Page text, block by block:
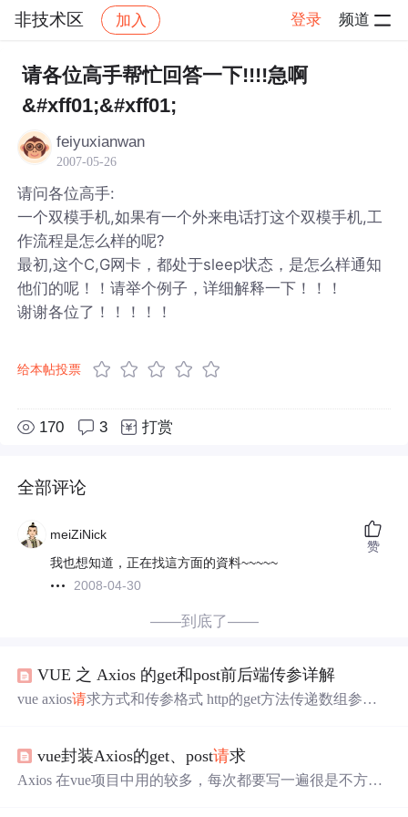
非技术区 加入 登录 频道
社区 非技术区 帖子详情
请各位高手帮忙回答一下!!!!急啊
&#xff01;&#xff01;
feiyuxianwan
2007-05-26
请问各位高手:
一个双模手机,如果有一个外来电话打这个双模手机,工
作流程是怎么样的呢?
最初,这个C,G网卡，都处于sleep状态，是怎么样通知
他们的呢！！请举个例子，详细解释一下！！！
谢谢各位了！！！！！
给本帖投票
170 3 打赏
全部评论
meiZiNick
我也想知道，正在找這方面的資料~~~~~
2008-04-30
赞
——到底了——
VUE 之 Axios 的get和post前后端传参详解
vue axios请求方式和传参格式 http的get方法传递数组参数
参数 http://localhost:8080/api?arr[0]=1&arr[1]=2 使用axios的g
et方法传递数组参数 形式一的解决方案 // 这里注意使用
vue封装Axios的get、post请求
Axios 在vue项目中用的较多，每次都要写一遍很是不方